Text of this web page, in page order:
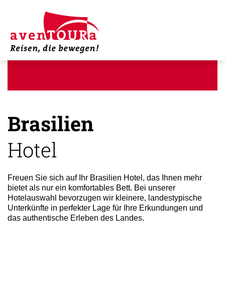
Brasilien
Hotel
Freuen Sie sich auf Ihr Brasilien Hotel, das Ihnen mehr
bietet als nur ein komfortables Bett. Bei unserer
Hotelauswahl bevorzugen wir kleinere, landestypische
Unterkünfte in perfekter Lage für Ihre Erkundungen und
das authentische Erleben des Landes.